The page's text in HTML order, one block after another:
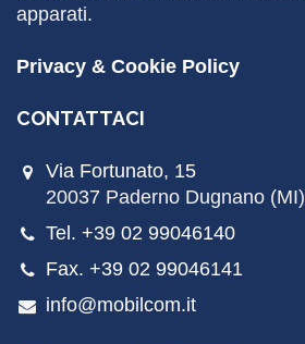
apparati.
Privacy & Cookie Policy
CONTATTACI
Via Fortunato, 15
20037 Paderno Dugnano (MI)
Tel. +39 02 99046140
Fax. +39 02 99046141
info@mobilcom.it